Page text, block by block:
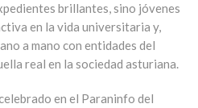
brillantes, sino jóvenes
en la vida universitaria y,
a mano con entidades del
real en la sociedad asturiana.
en el Paraninfo del